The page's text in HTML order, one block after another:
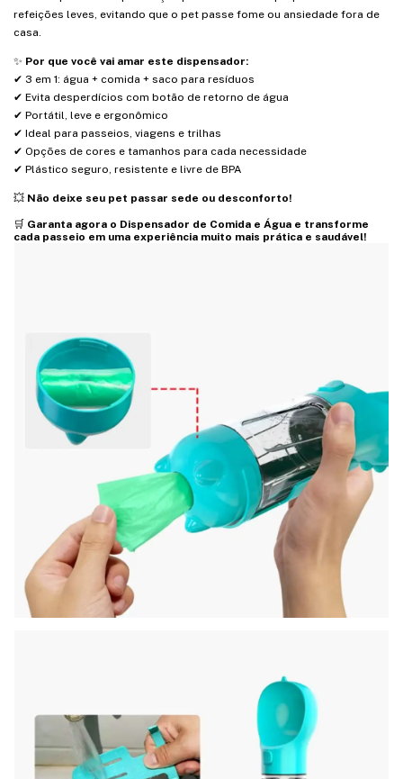
refeições leves, evitando que o pet passe fome ou ansiedade fora de
casa.
✨ Por que você vai amar este dispensador:
✔ 3 em 1: água + comida + saco para resíduos
✔ Evita desperdícios com botão de retorno de água
✔ Portátil, leve e ergonômico
✔ Ideal para passeios, viagens e trilhas
✔ Opções de cores e tamanhos para cada necessidade
✔ Plástico seguro, resistente e livre de BPA
💥 Não deixe seu pet passar sede ou desconforto!
🛒 Garanta agora o Dispensador de Comida e Água e transforme
cada passeio em uma experiência muito mais prática e saudável!